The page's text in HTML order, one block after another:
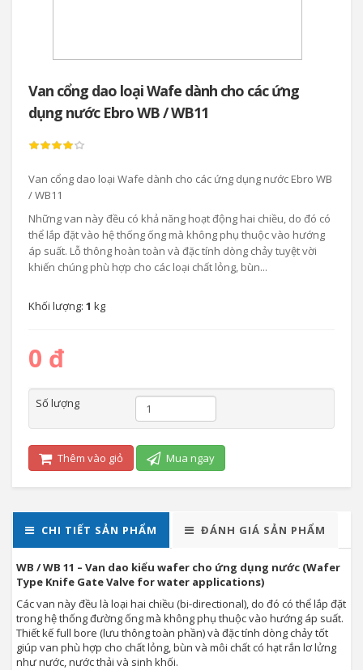
Van cổng dao loại Wafe dành cho các ứng
dụng nước Ebro WB / WB11
Van cổng dao loại Wafe dành cho các ứng dụng nước Ebro WB
/ WB11
Những van này đều có khả năng hoạt động hai chiều, do đó có
thể lắp đặt vào hệ thống ống mà không phụ thuộc vào hướng
áp suất. Lỗ thông hoàn toàn và đặc tính dòng chảy tuyệt vời
khiến chúng phù hợp cho các loại chất lỏng, bùn...
Khối lượng: 1 kg
0 đ
Số lượng
Thêm vào giỏ Mua ngay
CHI TIẾT SẢN PHẨM ĐÁNH GIÁ SẢN PHẨM
WB / WB 11 – Van dao kiểu wafer cho ứng dụng nước (Wafer
Type Knife Gate Valve for water applications)
Các van này đều là loại hai chiều (bi-directional), do đó có thể lắp đặt
trong hệ thống đường ống mà không phụ thuộc vào hướng áp suất.
Thiết kế full bore (lưu thông toàn phần) và đặc tính dòng chảy tốt
giúp van phù hợp cho chất lỏng, bùn và môi chất có hạt rắn lơ lửng
như nước, nước thải và sinh khối.